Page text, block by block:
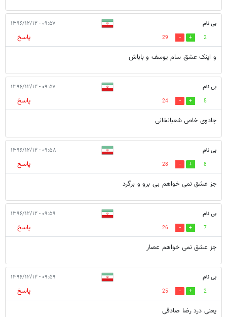
بی نام ۰۹:۵۷ - ۱۳۹۶/۱۲/۱۲
2
29
پاسخ
و اینک عشق سام یوسف و باباش
بی نام ۰۹:۵۷ - ۱۳۹۶/۱۲/۱۲
5
24
پاسخ
جادوی خاص شعبانخانی
بی نام ۰۹:۵۸ - ۱۳۹۶/۱۲/۱۲
8
28
پاسخ
جز عشق نمی خواهم بی برو و برگرد
بی نام ۰۹:۵۹ - ۱۳۹۶/۱۲/۱۲
7
26
پاسخ
جز عشق نمی خواهم عصار
بی نام ۰۹:۵۹ - ۱۳۹۶/۱۲/۱۲
2
25
پاسخ
یعنی درد رضا صادقی